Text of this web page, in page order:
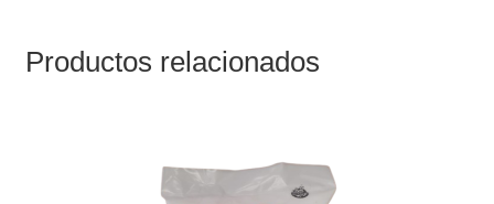
Productos relacionados